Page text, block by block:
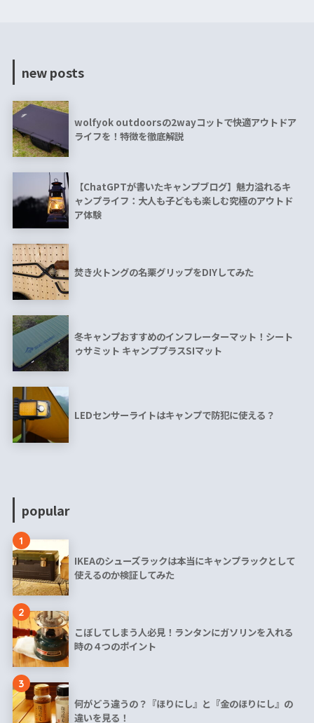
new posts
wolfyok outdoorsの2wayコットで快適アウトドア
ライフを！特徴を徹底解説
【ChatGPTが書いたキャンプブログ】魅力溢れるキ
ャンプライフ：大人も子どもも楽しむ究極のアウトド
ア体験
焚き火トングの名栗グリップをDIYしてみた
冬キャンプおすすめのインフレーターマット！シート
ゥサミット キャンププラスSIマット
LEDセンサーライトはキャンプで防犯に使える？
popular
1
IKEAのシューズラックは本当にキャンプラックとして
使えるのか検証してみた
2
こぼしてしまう人必見！ランタンにガソリンを入れる
時の４つのポイント
3
何がどう違うの？『ほりにし』と『金のほりにし』の
違いを見る！